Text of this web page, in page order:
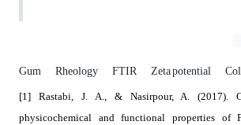
Gum Rheology FTIR Zeta potential
[1] Rastabi, J. A., & Nasirpour, A. (2017).
physicochemical and functional properties of